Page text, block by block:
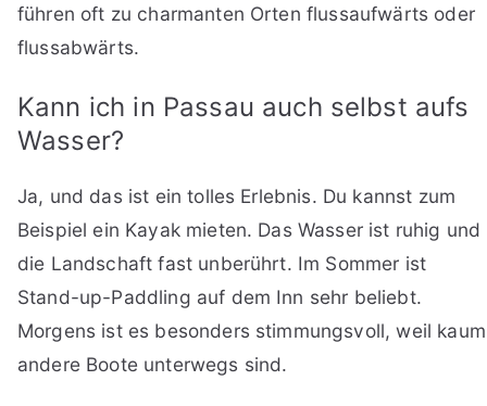
führen oft zu charmanten Orten flussaufwärts oder
flussabwärts.
Kann ich in Passau auch selbst aufs
Wasser?
Ja, und das ist ein tolles Erlebnis. Du kannst zum
Beispiel ein Kayak mieten. Das Wasser ist ruhig und
die Landschaft fast unberührt. Im Sommer ist
Stand-up-Paddling auf dem Inn sehr beliebt.
Morgens ist es besonders stimmungsvoll, weil kaum
andere Boote unterwegs sind.